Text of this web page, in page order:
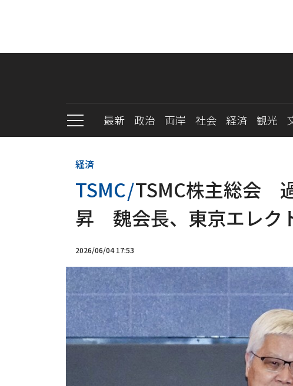
最新 政治 両岸 社会 経済 観光
経済
TSMC/TSMC株主総会
昇 魏会長、東京エレク
2026/06/04 17:53